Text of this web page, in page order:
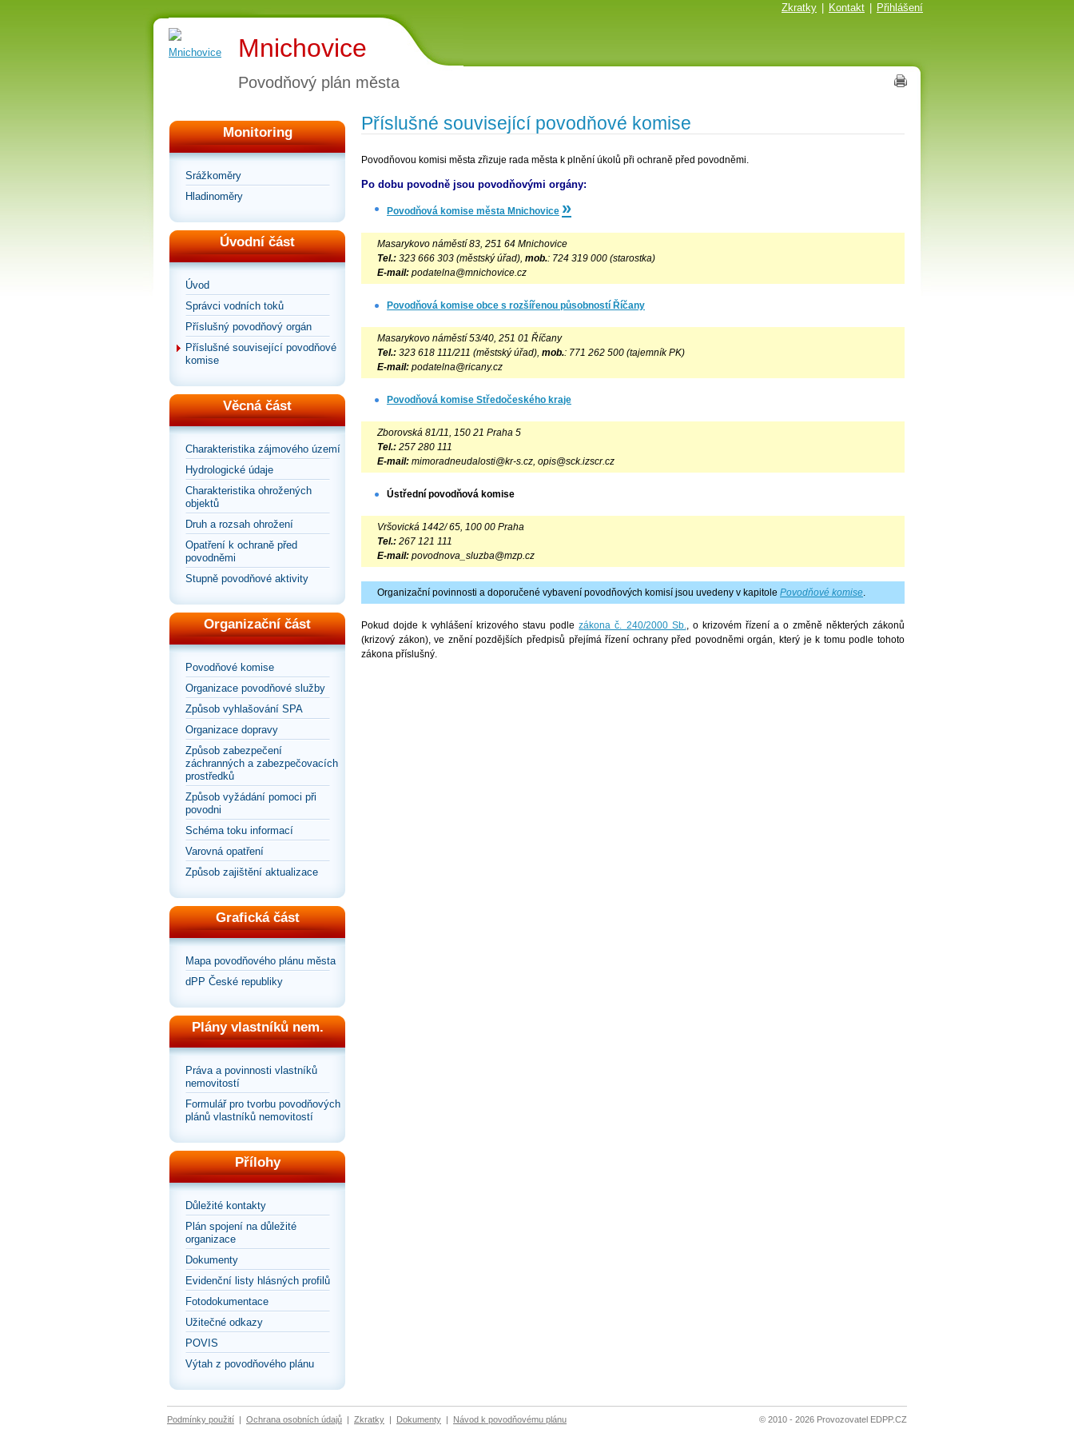
Zkratky Kontakt Přihlášení
Mnichovice
Povodňový plán města
Monitoring
Srážkoměry
Hladinoměry
Úvodní část
Úvod
Správci vodních toků
Příslušný povodňový orgán
Příslušné související povodňové
komise
Věcná část
Charakteristika zájmového území
Hydrologické údaje
Charakteristika ohrožených
objektů
Druh a rozsah ohrožení
Opatření k ochraně před
povodněmi
Stupně povodňové aktivity
Organizační část
Povodňové komise
Organizace povodňové služby
Způsob vyhlašování SPA
Organizace dopravy
Způsob zabezpečení
záchranných a zabezpečovacích
prostředků
Způsob vyžádání pomoci při
povodni
Schéma toku informací
Varovná opatření
Způsob zajištění aktualizace
Grafická část
Mapa povodňového plánu města
dPP České republiky
Plány vlastníků nem.
Práva a povinnosti vlastníků
nemovitostí
Formulář pro tvorbu povodňových
plánů vlastníků nemovitostí
Přílohy
Důležité kontakty
Plán spojení na důležité
organizace
Dokumenty
Evidenční listy hlásných profilů
Fotodokumentace
Užitečné odkazy
POVIS
Výtah z povodňového plánu
Příslušné související povodňové komise
Povodňovou komisi města zřizuje rada města k plnění úkolů při ochraně před povodněmi.
Po dobu povodně jsou povodňovými orgány:
Povodňová komise města Mnichovice »
Masarykovo náměstí 83, 251 64 Mnichovice
Tel.: 323 666 303 (městský úřad), mob.: 724 319 000 (starostka)
E-mail: podatelna@mnichovice.cz
Povodňová komise obce s rozšířenou působností Říčany
Masarykovo náměstí 53/40, 251 01 Říčany
Tel.: 323 618 111/211 (městský úřad), mob.: 771 262 500 (tajemník PK)
E-mail: podatelna@ricany.cz
Povodňová komise Středočeského kraje
Zborovská 81/11, 150 21 Praha 5
Tel.: 257 280 111
E-mail: mimoradneudalosti@kr-s.cz, opis@sck.izscr.cz
Ústřední povodňová komise
Vršovická 1442/ 65, 100 00 Praha
Tel.: 267 121 111
E-mail: povodnova_sluzba@mzp.cz
Organizační povinnosti a doporučené vybavení povodňových komisí jsou uvedeny v kapitole Povodňové komise.
Pokud dojde k vyhlášení krizového stavu podlezákona č. 240/2000 Sb., o krizovém řízení a o změně některých zákonů
(krizový zákon), ve znění pozdějších předpisů přejímá řízení ochrany před povodněmi orgán, který je k tomu podle tohoto
zákona příslušný.
Podmínky použití | Ochrana osobních údajů | Zkratky | Dokumenty | Návod k povodňovému plánu © 2010 - 2026 Provozovatel EDPP.CZ